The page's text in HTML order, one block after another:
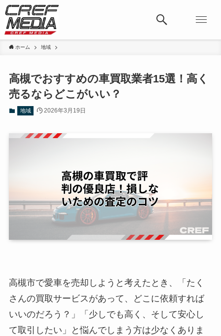
ホーム 地域
高槻でおすすめの車買取業者15選！高く
売るならどこがいい？
地域 2026年3月19日
高槻市で愛車を売却しようと考えたとき、「たく
さんの買取サービスがあって、どこに依頼すれば
いいのだろう？」「少しでも高く、そして安心し
て取引したい」と悩んでしまう方は少なくありま